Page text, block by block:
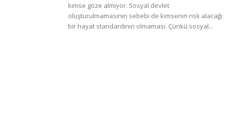
kimse göze almıyor. Sosyal devlet
oluşturulmamasının sebebi de kimsenin risk alacağı
bir hayat standardının olmaması. Çünkü sosyal...